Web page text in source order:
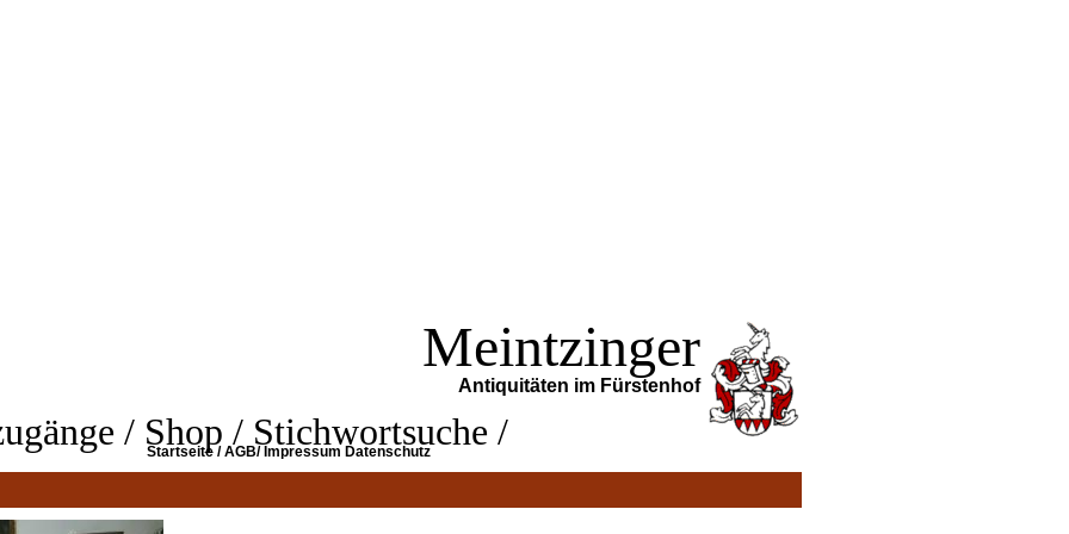
Meintzinger
Antiquitäten im Fürstenhof
/ Shop / Stichwortsuche /
Startseite/AGB/ Impressum Datenschutz